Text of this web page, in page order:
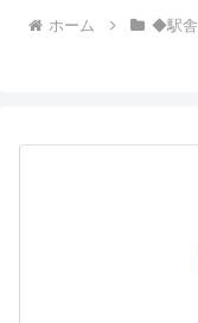
ホーム ◆駅舎